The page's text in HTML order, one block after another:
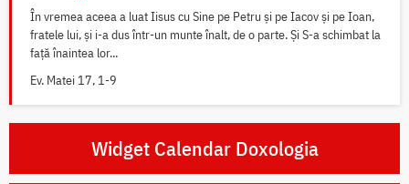
În vremea aceea a luat Iisus cu Sine pe Petru și pe Iacov și pe Ioan,
fratele lui, și i-a dus într-un munte înalt, de o parte. Și S-a schimbat la
față înaintea lor...
Ev. Matei 17, 1-9
Widget Calendar Doxologia